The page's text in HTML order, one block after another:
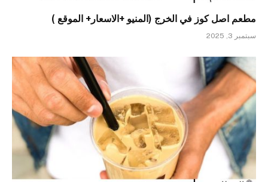
مطعم اصل كوز في الخرج (المنيو +الاسعار+ الموقع )
سبتمبر 3, 2025